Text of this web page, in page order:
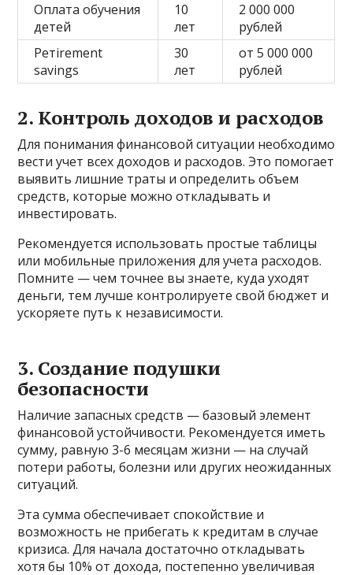
Оплата обучения
детей
10
лет
2 000 000
рублей
Ретirement
savings
30
лет
от 5 000 000
рублей
2. Контроль доходов и расходов
Для понимания финансовой ситуации необходимо
вести учет всех доходов и расходов. Это помогает
выявить лишние траты и определить объем
средств, которые можно откладывать и
инвестировать.
Рекомендуется использовать простые таблицы
или мобильные приложения для учета расходов.
Помните — чем точнее вы знаете, куда уходят
деньги, тем лучше контролируете свой бюджет и
ускоряете путь к независимости.
3. Создание подушки
безопасности
Наличие запасных средств — базовый элемент
финансовой устойчивости. Рекомендуется иметь
сумму, равную 3-6 месяцам жизни — на случай
потери работы, болезни или других неожиданных
ситуаций.
Эта сумма обеспечивает спокойствие и
возможность не прибегать к кредитам в случае
кризиса. Для начала достаточно откладывать
хотя бы 10% от дохода, постепенно увеличивая